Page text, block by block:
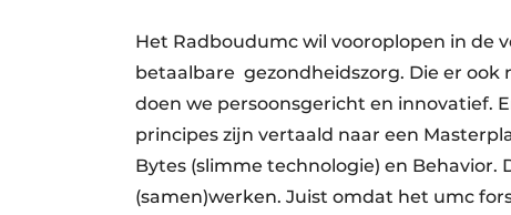
Het Radboudumc wil vooroplopen in de
betaalbare gezondheidszorg. Die er ook
doen we persoonsgericht en innovatief.
principes zijn vertaald naar een
Bytes (slimme technologie) en
(samen)werken. Juist omdat het umc